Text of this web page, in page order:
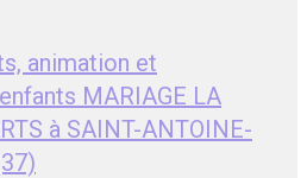
animation et
MARIAGE LA
à SAINT-ANTOINE-